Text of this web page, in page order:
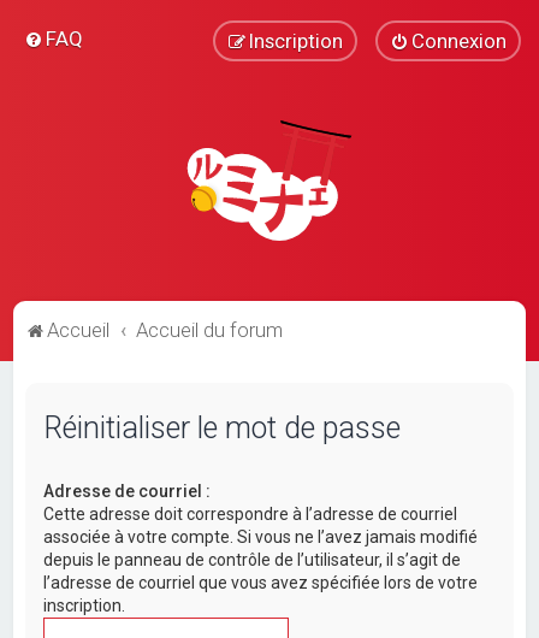
FAQ Connexion
Inscription
Accueil Accueil du forum
Réinitialiser le mot de passe
Adresse de courriel :
Cette adresse doit correspondre à l’adresse de courriel
associée à votre compte. Si vous ne l’avez jamais modifié
depuis le panneau de contrôle de l’utilisateur, il s’agit de
l’adresse de courriel que vous avez spécifiée lors de votre
inscription.